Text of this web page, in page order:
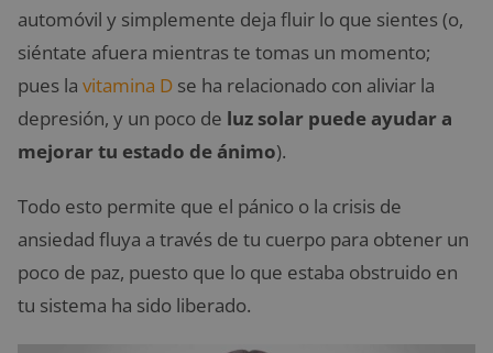
automóvil y simplemente deja fluir lo que sientes (o,
siéntate afuera mientras te tomas un momento;
pues la vitamina D se ha relacionado con aliviar la
depresión, y un poco de luz solar puede ayudar a
mejorar tu estado de ánimo).
Todo esto permite que el pánico o la crisis de
ansiedad fluya a través de tu cuerpo para obtener un
poco de paz, puesto que lo que estaba obstruido en
tu sistema ha sido liberado.